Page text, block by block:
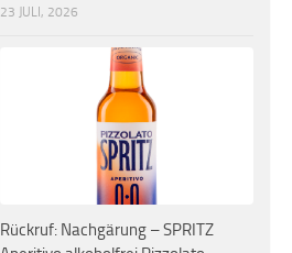
23 JULI, 2026
Rückruf: Nachgärung – SPRITZ